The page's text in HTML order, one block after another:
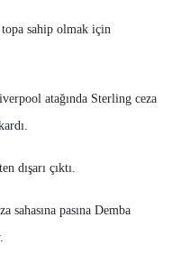
sahip olmak için
atağında Sterling ceza
dışarı çıktı.
pasına Demba